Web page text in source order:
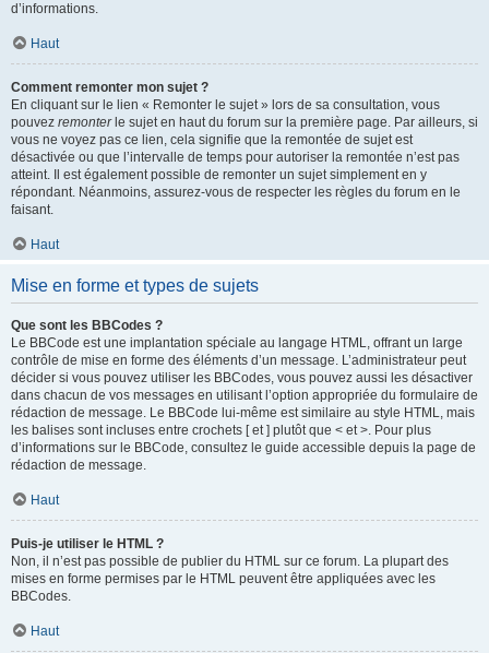
d’informations.
Haut
Comment remonter mon sujet ?
En cliquant sur le lien « Remonter le sujet » lors de sa consultation, vous
pouvez remonterle sujet en haut du forum sur la première page. Par ailleurs, si
vous ne voyez pas ce lien, cela signifie que la remontée de sujet est
désactivée ou que l’intervalle de temps pour autoriser la remontée n’est pas
atteint. Il est également possible de remonter un sujet simplement en y
répondant. Néanmoins, assurez-vous de respecter les règles du forum en le
faisant.
Haut
Mise en forme et types de sujets
Que sont les BBCodes ?
Le BBCode est une implantation spéciale au langage HTML, offrant un large
contrôle de mise en forme des éléments d’un message. L’administrateur peut
décider si vous pouvez utiliser les BBCodes, vous pouvez aussi les désactiver
dans chacun de vos messages en utilisant l’option appropriée du formulaire de
rédaction de message. Le BBCode lui-même est similaire au style HTML, mais
les balises sont incluses entre crochets [ et ] plutôt que < et >. Pour plus
d’informations sur le BBCode, consultez le guide accessible depuis la page de
rédaction de message.
Haut
Puis-je utiliser le HTML ?
Non, il n’est pas possible de publier du HTML sur ce forum. La plupart des
mises en forme permises par le HTML peuvent être appliquées avec les
BBCodes.
Haut